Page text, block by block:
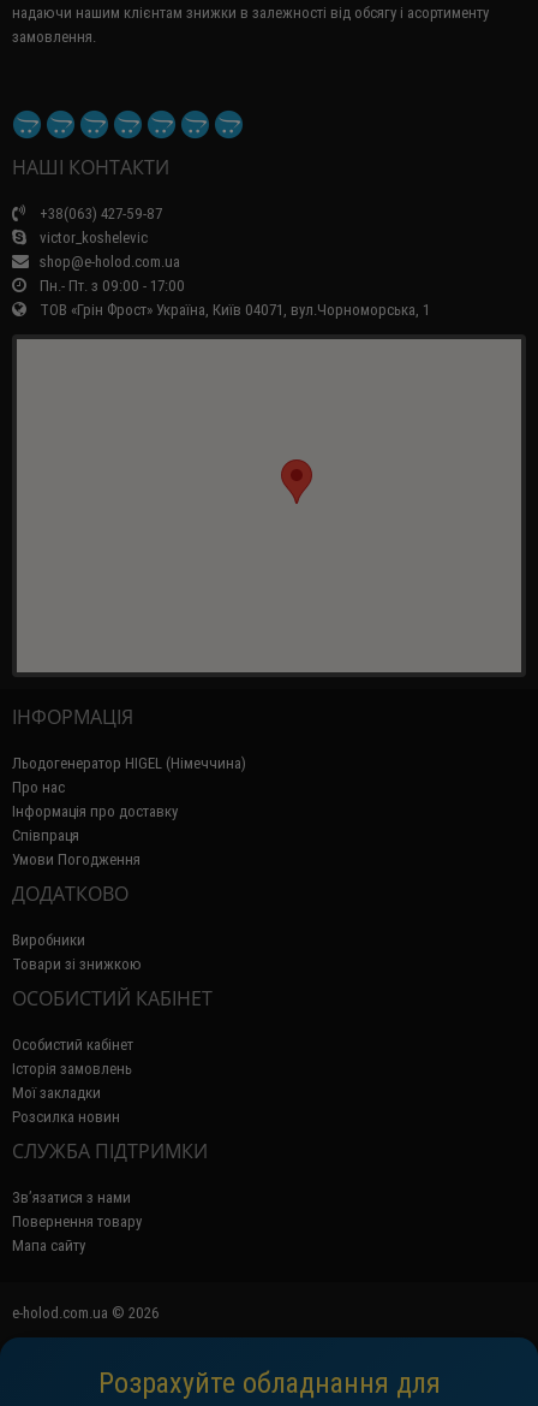
надаючи нашим клієнтам знижки в залежності від обсягу і асортименту
замовлення.
НАШІ КОНТАКТИ
+38(063) 427-59-87
victor_koshelevic
shop@e-holod.com.ua
Пн.- Пт. з 09:00 - 17:00
ТОВ «Грін Фрост» Україна, Київ 04071, вул.Чорноморська, 1
ІНФОРМАЦІЯ
Льодогенератор HIGEL (Німеччина)
Про нас
Інформація про доставку
Співпраця
Умови Погодження
ДОДАТКОВО
Виробники
Товари зі знижкою
ОСОБИСТИЙ КАБІНЕТ
Особистий кабінет
Історія замовлень
Мої закладки
Розсилка новин
СЛУЖБА ПІДТРИМКИ
Зв’язатися з нами
Повернення товару
Мапа сайту
e-holod.com.ua © 2026
Розрахуйте обладнання для